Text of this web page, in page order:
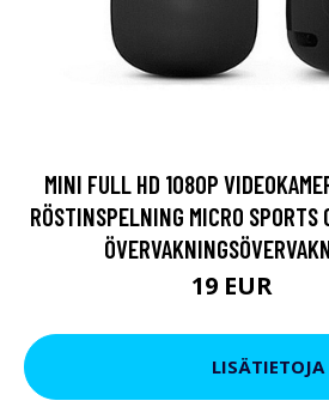
MINI FULL HD 1080P
RÖSTINSPELNING MICRO SPORTS
19 EUR
LISÄTIETOJA